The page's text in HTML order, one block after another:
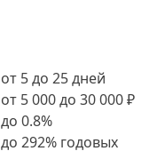
от 5 до 25 дней
от 5 000 до 30 000 ₽
до 0.8%